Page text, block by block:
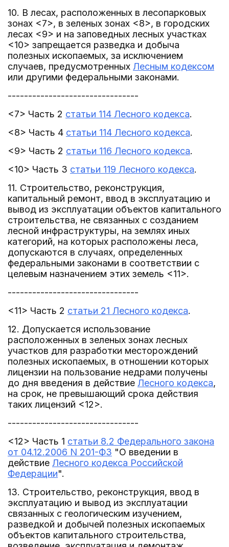
10. В лесах, расположенных в лесопарковых
зонах <7>, в зеленых зонах <8>, в городских
лесах <9> и на заповедных лесных участках
<10> запрещается разведка и добыча
полезных ископаемых, за исключением
случаев, предусмотренных Лесным кодексом
или другими федеральными законами.
--------------------------------
<7> Часть 2 статьи 114 Лесного кодекса.
<8> Часть 4 статьи 114 Лесного кодекса.
<9> Часть 2 статьи 116 Лесного кодекса.
<10> Часть 3 статьи 119 Лесного кодекса.
11. Строительство, реконструкция,
капитальный ремонт, ввод в эксплуатацию и
вывод из эксплуатации объектов капитального
строительства, не связанных с созданием
лесной инфраструктуры, на землях иных
категорий, на которых расположены леса,
допускаются в случаях, определенных
федеральными законами в соответствии с
целевым назначением этих земель <11>.
--------------------------------
<11> Часть 2 статьи 21 Лесного кодекса.
12. Допускается использование
расположенных в зеленых зонах лесных
участков для разработки месторождений
полезных ископаемых, в отношении которых
лицензии на пользование недрами получены
до дня введения в действие Лесного кодекса,
на срок, не превышающий срока действия
таких лицензий <12>.
--------------------------------
<12> Часть 1 статьи 8.2 Федерального закона
от 04.12.2006 N 201-ФЗ "О введении в
действие Лесного кодекса Российской
Федерации".
13. Строительство, реконструкция, ввод в
эксплуатацию и вывод из эксплуатации
связанных с геологическим изучением,
разведкой и добычей полезных ископаемых
объектов капитального строительства,